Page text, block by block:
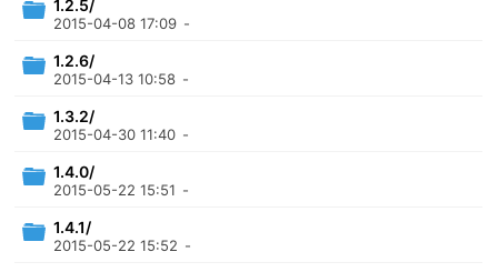
1.2.5/
2015-04-08 17:09 -
1.2.6/
2015-04-13 10:58 -
1.3.2/
2015-04-30 11:40 -
1.4.0/
2015-05-22 15:51 -
1.4.1/
2015-05-22 15:52 -